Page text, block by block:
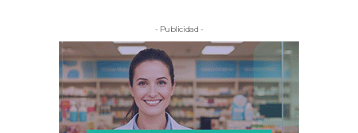
- Publicidad -